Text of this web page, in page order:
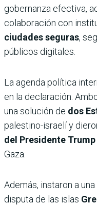
gobernanza efectiva,
colaboración con
ciudades seguras,
públicos digitales.
La agenda política
en la declaración.
una solución de dos
palestino-israelí y
del Presidente Trump
Gaza.
Además, instaron a
disputa de las islas